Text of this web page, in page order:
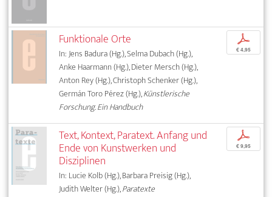
Funktionale Orte
In: Jens Badura (Hg.), Selma Dubach (Hg.),
Anke Haarmann (Hg.), Dieter Mersch (Hg.),
Anton Rey (Hg.), Christoph Schenker (Hg.),
Germán Toro Pérez (Hg.),Künstlerische
Forschung. Ein Handbuch
p
€ 4,95
Text, Kontext, Paratext. Anfang und
Ende von Kunstwerken und
Disziplinen
In: Lucie Kolb (Hg.), Barbara Preisig (Hg.),
Judith Welter (Hg.),Paratexte
p
€ 9,95